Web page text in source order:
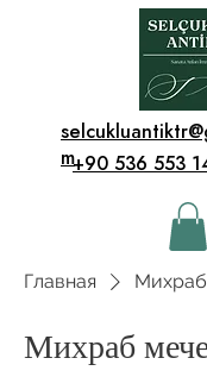
+90 536 553
m
Главная
Михраб